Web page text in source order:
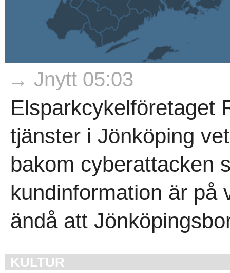
→ Jnytt 05:03
Elsparkcykelföretaget
tjänster i Jönköping
bakom cyberattacken
kundinformation är på
ändå att
KULTUR